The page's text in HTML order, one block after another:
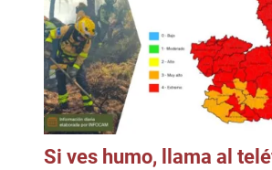
Si ves humo, llama al